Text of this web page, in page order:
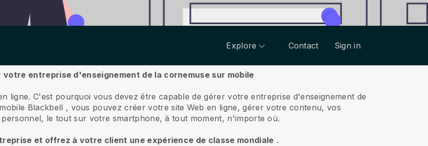
Explore Contact Sign in
votre entreprise d'enseignement de la cornemuse sur mobile
ligne. C'est pourquoi vous devez être capable de gérer votre entreprise d'enseignement de
Blackbell , vous pouvez créer votre site Web en ligne, gérer votre contenu, vos
le tout sur votre smartphone, à tout moment, n'importe où.
et offrez à votre client une expérience de classe mondiale .